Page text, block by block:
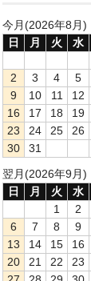
今月(2026年8月)
日
月 火 水
2
3 4 5
9
10 11 12
16
17 18 19
23
24 25 26
30
31
翌月(2026年9月)
日
月 火 水
1
2
6
7 8 9
13
14 15 16
20
21 22 23